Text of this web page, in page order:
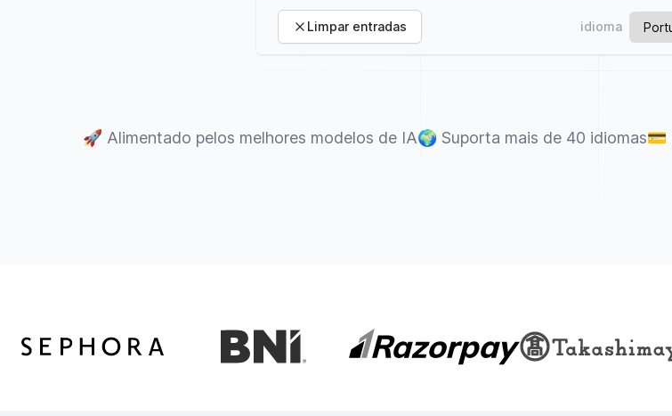
Limpar entradas idioma
🚀 Alimentado pelos melhores modelos de IA🌍 Suporta mais de 40 idiomas💳